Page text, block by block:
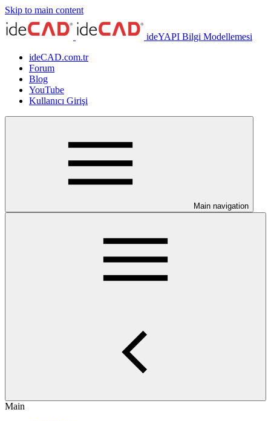
Skip to main content
ideYAPI Bilgi Modellemesi
ideCAD.com.tr
Forum
Blog
YouTube
Kullanıcı Girişi
Main navigation
Main